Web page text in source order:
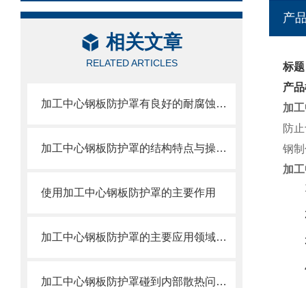
相关文章
RELATED ARTICLES
加工中心钢板防护罩有良好的耐腐蚀性，能在各种环境下长时间使用
加工中心钢板防护罩的结构特点与操作维护方式
使用加工中心钢板防护罩的主要作用
加工中心钢板防护罩的主要应用领域和产品的主要特性
加工中心钢板防护罩碰到内部散热问题改怎么办？这篇文章告诉你
产
标
产
加
防
钢
加